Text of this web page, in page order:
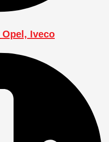
Iveco